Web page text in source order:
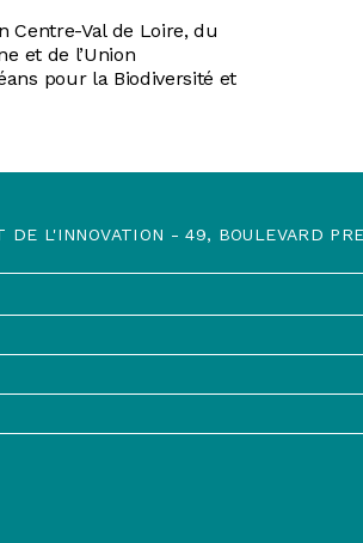
Centre-Val de Loire, du
et de l’Union
pour la Biodiversité et
DE L'INNOVATION - 49, BOULEVARD